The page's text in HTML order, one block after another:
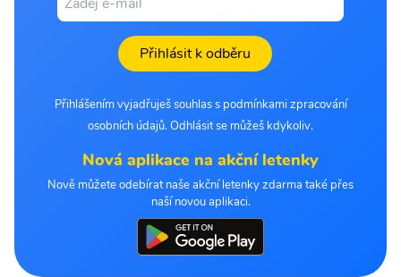
Přihlásit k odběru
Přihlášením vyjadřuješ souhlas s podmínkami zpracování
osobních údajů. Odhlásit se můžeš kdykoliv.
Nová aplikace na akční letenky
Nově můžete odebírat naše akční letenky zdarma také přes
naší novou aplikaci.